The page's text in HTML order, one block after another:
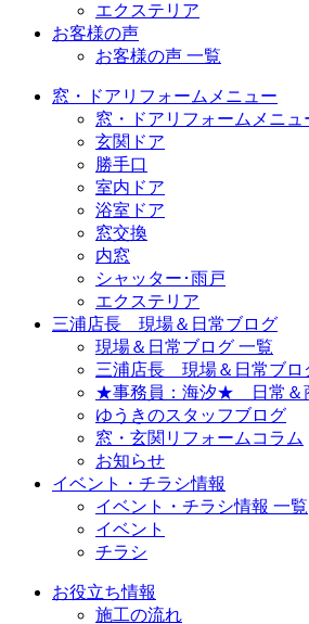
エクステリア
お客様の声
お客様の声 一覧
窓・ドアリフォームメニュー
窓・ドアリフォームメニュ
玄関ドア
勝手口
室内ドア
浴室ドア
窓交換
内窓
シャッター･雨戸
エクステリア
三浦店長 現場＆日常ブログ
現場＆日常ブログ 一覧
三浦店長 現場＆日常ブロ
★事務員：海汐★ 日常＆
ゆうきのスタッフブログ
窓・玄関リフォームコラム
お知らせ
イベント・チラシ情報
イベント・チラシ情報 一覧
イベント
チラシ
お役立ち情報
施工の流れ